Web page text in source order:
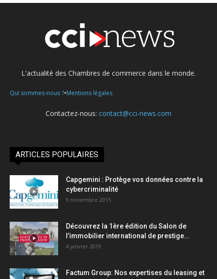
L'actualité des Chambres de commerce dans le monde.
Qui sommes-nous ?•Mentions légales
Contactez-nous: contact@cci-news.com
ARTICLES POPULAIRES
Capgemini : Protège vos données contre la
cybercriminalité
9 novembre 2015
Découvrez la 1ère édition du Salon de
l’immobilier international de prestige...
4 janvier 2019
Factum Group: Nos expertises du leasing et